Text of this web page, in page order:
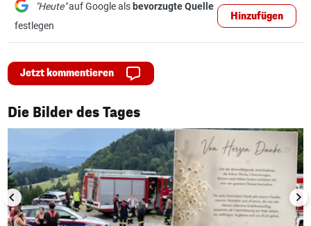
"Heute"auf Google als bevorzugte Quelle
festlegen
Hinzufügen
Jetzt kommentieren
Die Bilder des Tages
1/50